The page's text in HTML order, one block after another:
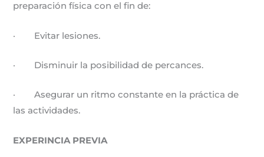
preparación física con el fin de:
· Evitar lesiones.
· Disminuir la posibilidad de percances.
· Asegurar un ritmo constante en la práctica de
las actividades.
EXPERINCIA PREVIA